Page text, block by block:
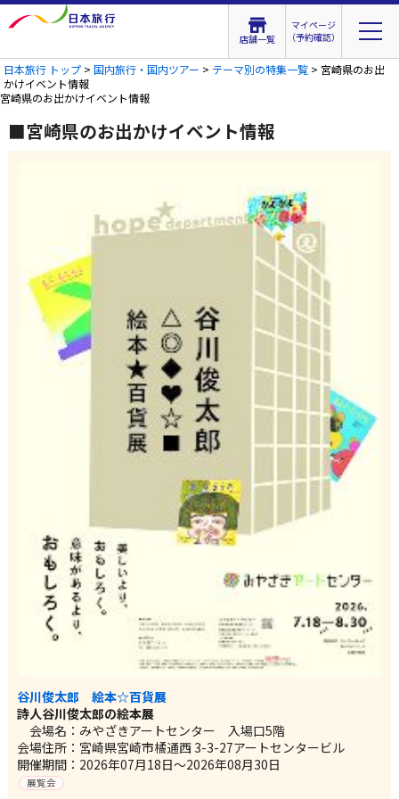
店舗一覧
マイページ
（予約確認）
日本旅行 トップ >国内旅行・国内ツアー > テーマ別の特集一覧 > 宮崎県のお出
かけイベント情報
宮崎県のお出かけイベント情報
■宮崎県のお出かけイベント情報
谷川俊太郎 絵本☆百貨展
詩人谷川俊太郎の絵本展
会場名：みやざきアートセンター 入場口5階
会場住所：宮崎県宮崎市橘通西 3-3-27アートセンタービル
開催期間：2026年07月18日～2026年08月30日
展覧会